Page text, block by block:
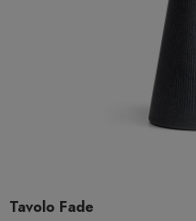
Tavolo Fade